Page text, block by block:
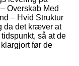
Overskab Med
– Hvid Struktur
da det kræver at
så at de
før de